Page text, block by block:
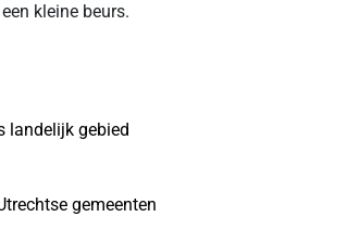
kleine beurs.
landelijk gebied
gemeenten